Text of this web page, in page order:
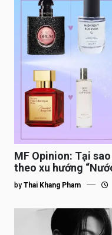
MF Opinion: Tại
theo xu hướng
by Thai Khang Pham